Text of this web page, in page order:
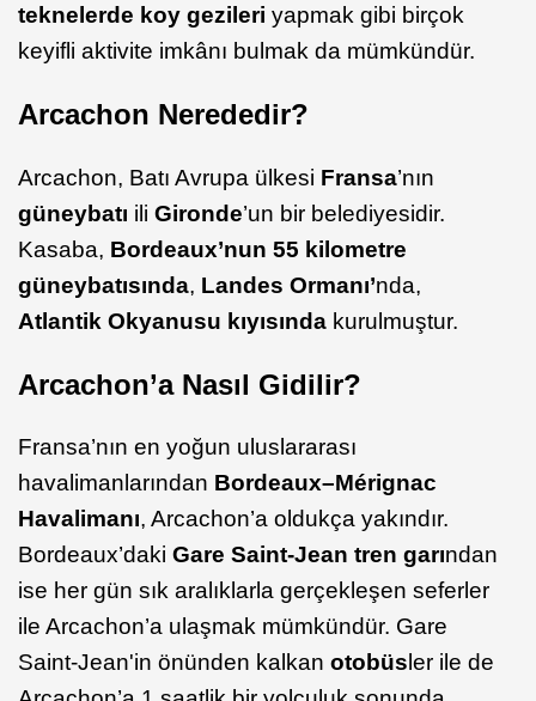
teknelerde koy gezileri yapmak gibi birçok
keyifli aktivite imkânı bulmak da mümkündür.
Arcachon Nerededir?
Arcachon, Batı Avrupa ülkesi Fransa’nın
güneybatı ili Gironde’un bir belediyesidir.
Kasaba, Bordeaux’nun 55 kilometre
güneybatısında, Landes Ormanı’nda,
Atlantik Okyanusu kıyısında kurulmuştur.
Arcachon’a Nasıl Gidilir?
Fransa’nın en yoğun uluslararası
havalimanlarından Bordeaux–Mérignac
Havalimanı, Arcachon’a oldukça yakındır.
Bordeaux’daki Gare Saint-Jean tren garından
ise her gün sık aralıklarla gerçekleşen seferler
ile Arcachon’a ulaşmak mümkündür. Gare
Saint-Jean'in önünden kalkan otobüs ler ile de